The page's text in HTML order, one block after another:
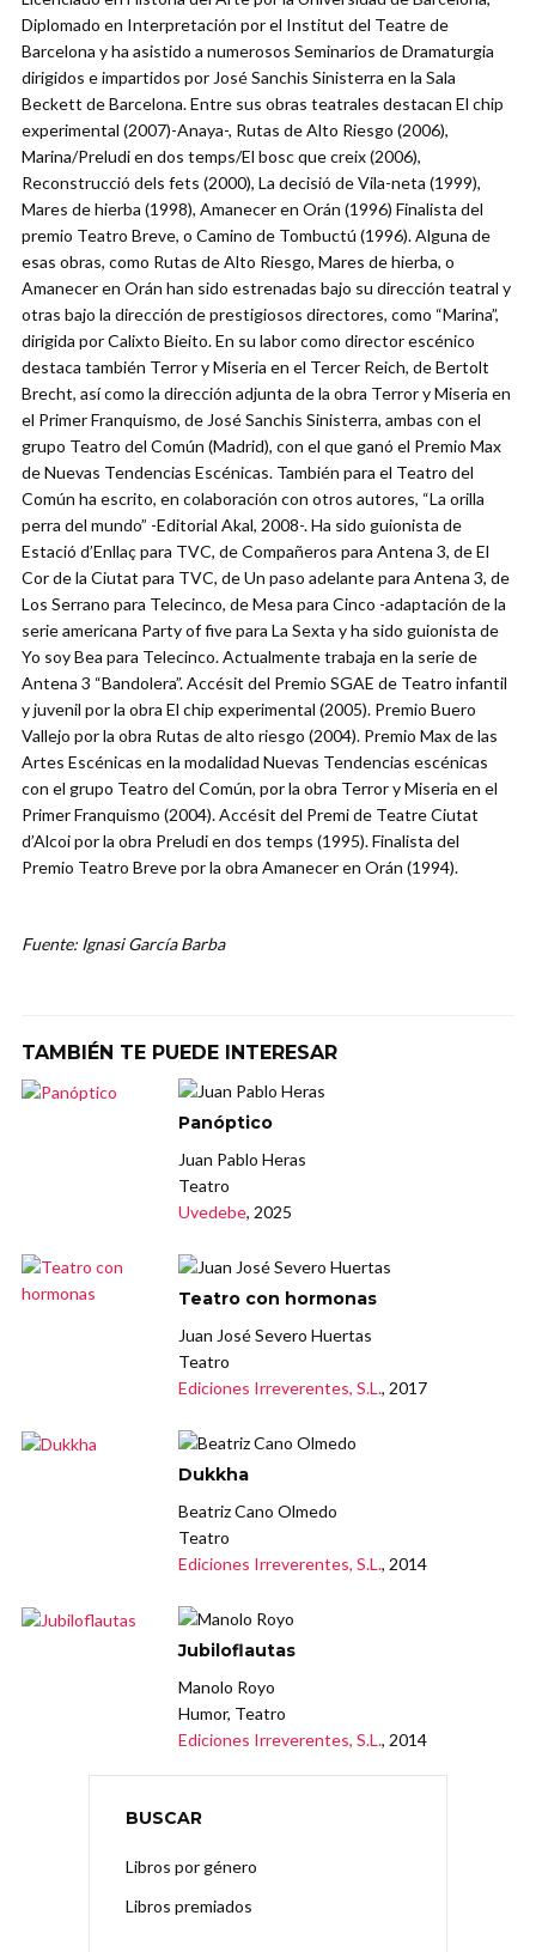
Diplomado en Interpretación por el Institut del Teatre de
Barcelona y ha asistido a numerosos Seminarios de Dramaturgia
dirigidos e impartidos por José Sanchis Sinisterra en la Sala
Beckett de Barcelona. Entre sus obras teatrales destacan El chip
experimental (2007)-Anaya-, Rutas de Alto Riesgo (2006),
Marina/Preludi en dos temps/El bosc que creix (2006),
Reconstrucció dels fets (2000), La decisió de Vila-neta (1999),
Mares de hierba (1998), Amanecer en Orán (1996) Finalista del
premio Teatro Breve, o Camino de Tombuctú (1996). Alguna de
esas obras, como Rutas de Alto Riesgo, Mares de hierba, o
Amanecer en Orán han sido estrenadas bajo su dirección teatral y
otras bajo la dirección de prestigiosos directores, como “Marina”,
dirigida por Calixto Bieito. En su labor como director escénico
destaca también Terror y Miseria en el Tercer Reich, de Bertolt
Brecht, así como la dirección adjunta de la obra Terror y Miseria en
el Primer Franquismo, de José Sanchis Sinisterra, ambas con el
grupo Teatro del Común (Madrid), con el que ganó el Premio Max
de Nuevas Tendencias Escénicas. También para el Teatro del
Común ha escrito, en colaboración con otros autores, “La orilla
perra del mundo” -Editorial Akal, 2008-. Ha sido guionista de
Estació d’Enllaç para TVC, de Compañeros para Antena 3, de El
Cor de la Ciutat para TVC, de Un paso adelante para Antena 3, de
Los Serrano para Telecinco, de Mesa para Cinco -adaptación de la
serie americana Party of five para La Sexta y ha sido guionista de
Yo soy Bea para Telecinco. Actualmente trabaja en la serie de
Antena 3 “Bandolera”. Accésit del Premio SGAE de Teatro infantil
y juvenil por la obra El chip experimental (2005). Premio Buero
Vallejo por la obra Rutas de alto riesgo (2004). Premio Max de las
Artes Escénicas en la modalidad Nuevas Tendencias escénicas
con el grupo Teatro del Común, por la obra Terror y Miseria en el
Primer Franquismo (2004). Accésit del Premi de Teatre Ciutat
d’Alcoi por la obra Preludi en dos temps (1995). Finalista del
Premio Teatro Breve por la obra Amanecer en Orán (1994).
Fuente: Ignasi García Barba
TAMBIÉN TE PUEDE INTERESAR
Panóptico
Juan Pablo Heras
Teatro
Uvedebe, 2025
Teatro con hormonas
Juan José Severo Huertas
Teatro
Ediciones Irreverentes, S.L., 2017
Dukkha
Beatriz Cano Olmedo
Teatro
Ediciones Irreverentes, S.L., 2014
Jubiloflautas
Manolo Royo
Humor, Teatro
Ediciones Irreverentes, S.L., 2014
BUSCAR
Libros por género
Libros premiados